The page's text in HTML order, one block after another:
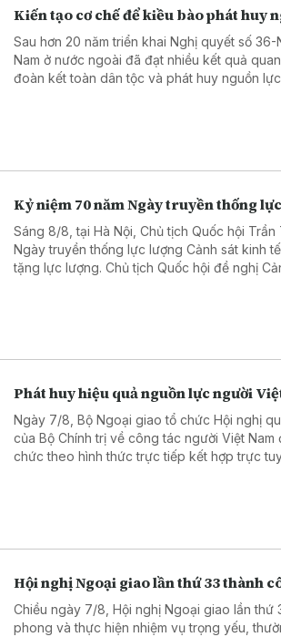
Kiến tạo cơ chế để kiều bào phát huy
Sau hơn 20 năm triển khai Nghị quyết số
Nam ở nước ngoài đã đạt nhiều kết quả
đoàn kết toàn dân tộc và phát huy nguồn
Kỷ niệm 70 năm Ngày truyền thống
Sáng 8/8, tại Hà Nội, Chủ tịch Quốc hội
Ngày truyền thống lực lượng Cảnh sát kinh
tặng lực lượng. Chủ tịch Quốc hội đề nghị
Phát huy hiệu quả nguồn lực người
Ngày 7/8, Bộ Ngoại giao tổ chức Hội nghị
của Bộ Chính trị về công tác người Việt
chức theo hình thức trực tiếp kết hợp trực
Hội nghị Ngoại giao lần thứ 33 thành
Chiều ngày 7/8, Hội nghị Ngoại giao lần thứ
phong và thực hiện nhiệm vụ trọng yếu,